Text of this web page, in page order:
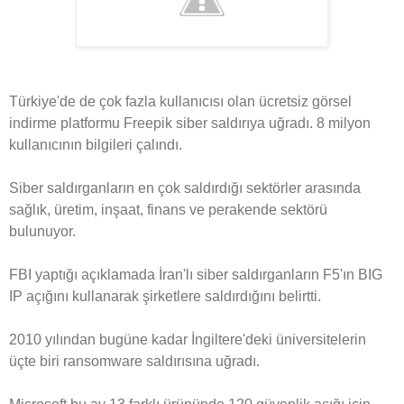
Türkiye'de de çok fazla kullanıcısı olan ücretsiz görsel
indirme platformu Freepik siber saldırıya uğradı. 8 milyon
kullanıcının bilgileri çalındı.
Siber saldırganların en çok saldırdığı sektörler arasında
sağlık, üretim, inşaat, finans ve perakende sektörü
bulunuyor.
FBI yaptığı açıklamada İran'lı siber saldırganların F5'ın BIG
IP açığını kullanarak şirketlere saldırdığını belirtti.
2010 yılından bugüne kadar İngiltere'deki üniversitelerin
üçte biri ransomware saldırısına uğradı.